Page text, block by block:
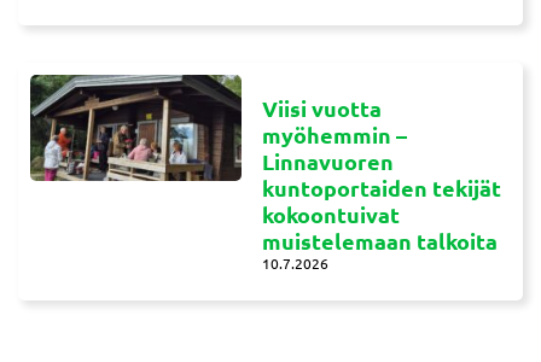
Viisi vuotta
myöhemmin –
Linnavuoren
kuntoportaiden tekijät
kokoontuivat
muistelemaan talkoita
10.7.2026